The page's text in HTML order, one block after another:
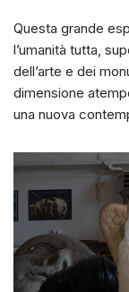
Questa grande
l’umanità tutta,
dell’arte e dei
dimensione
una nuova